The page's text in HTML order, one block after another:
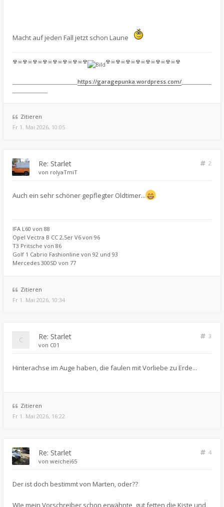
Macht auf jeden Fall jetzt schon Laune
☢☠☢☠☢☠☢☠☢☠☢☠☢☠☢ ☢☠☢☠☢☠☢☠☢☠☢☠☢☠☢
https://garagepunka.wordpress.com/
Zitieren
Fr 1. Mai 2026, 10:05
Re: Starlet
2
von rolyaTmiT
Auch ein sehr schöner gepflegter Oldtimer...
IFA L60 von 88
Opel Vectra B CC 2,5er V6 von 96
T3 Pritsche von 86
Golf 1 Cabrio Fashionline von 92 und 93
Mercedes 300SD von 77
Zitieren
Fr 1. Mai 2026, 10:34
Re: Starlet
3
von C01
Hinterachse im Auge haben, die faulen mit Vorliebe zu Erde...
Zitieren
Fr 1. Mai 2026, 16:22
Re: Starlet
4
von weichei65
Der ist doch bestimmt von Marten, oder??
WIe mein Vorschreiber schon erwähnte, gut fetten die Kiste und